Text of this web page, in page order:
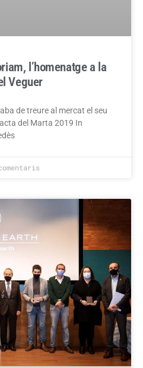
l’homenatge a la
Veguer
de treure al mercat el seu
del Marta 2019 In